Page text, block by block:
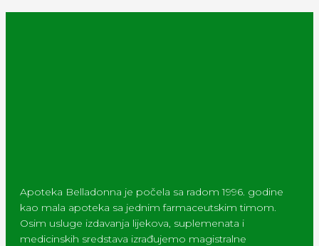
Apoteka Belladonna je počela sa radom 1996. godine
kao mala apoteka sa jednim farmaceutskim timom.
Osim usluge izdavanja lijekova, suplemenata i
medicinskih sredstava izrađujemo magistralne